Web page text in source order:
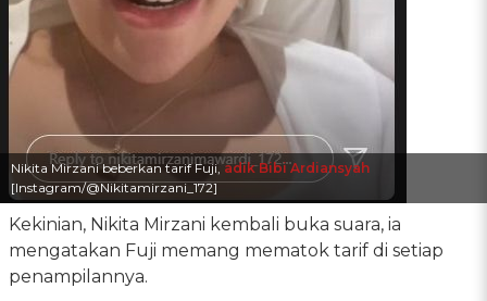
Nikita Mirzani beberkan tarif Fuji,adik Bibi Ardiansyah
[Instagram/@Nikitamirzani_172]
Kekinian, Nikita Mirzani kembali buka suara, ia
mengatakan Fuji memang mematok tarif di setiap
penampilannya.